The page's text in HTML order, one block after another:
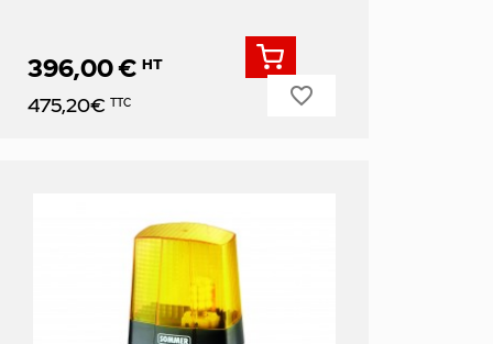
Prix
396,00 € HT
475,20€ TTC favorite_border